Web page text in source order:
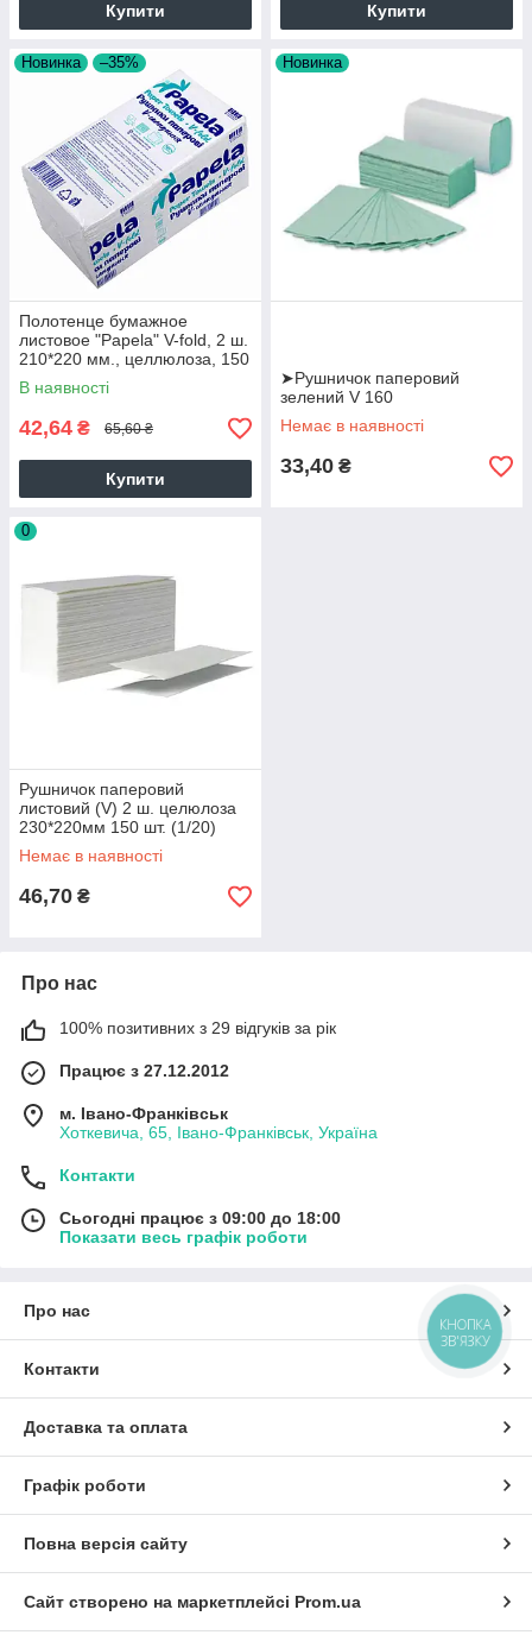
Купити Купити
Новинка –35%
Полотенце бумажное
листовое "Papela" V-fold, 2 ш.
210*220 мм., целлюлоза, 150
шт. 1/20
В наявності
42,64 ₴ 65,60 ₴
Купити
Новинка
➤Рушничок паперовий
зелений V 160
Немає в наявності
33,40 ₴
0
Рушничок паперовий
листовий (V) 2 ш. целюлоза
230*220мм 150 шт. (1/20)
Немає в наявності
46,70 ₴
Про нас
100% позитивних з 29 відгуків за рік
Працює з 27.12.2012
м. Івано-Франківськ
Хоткевича, 65, Івано-Франківськ, Україна
Контакти
Сьогодні працює з 09:00 до 18:00
Показати весь графік роботи
Про нас
Контакти
Доставка та оплата
Графік роботи
Повна версія сайту
Сайт створено на маркетплейсі Prom.ua
КНОПКА
ЗВ'ЯЗКУ